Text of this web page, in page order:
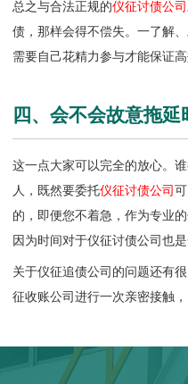
总之与合法正规的仪征讨债公司
债，那样会得不偿失。一了解
需要自己花精力参与才能保证高
四、会不会故意拖延
这一点大家可以完全的放心。
人，既然要委托仪征讨债公司
的，即便您不着急，作为专业的
因为时间对于仪征讨债公司也
关于仪征追债公司的问题还有
征收账公司进行一次亲密接触